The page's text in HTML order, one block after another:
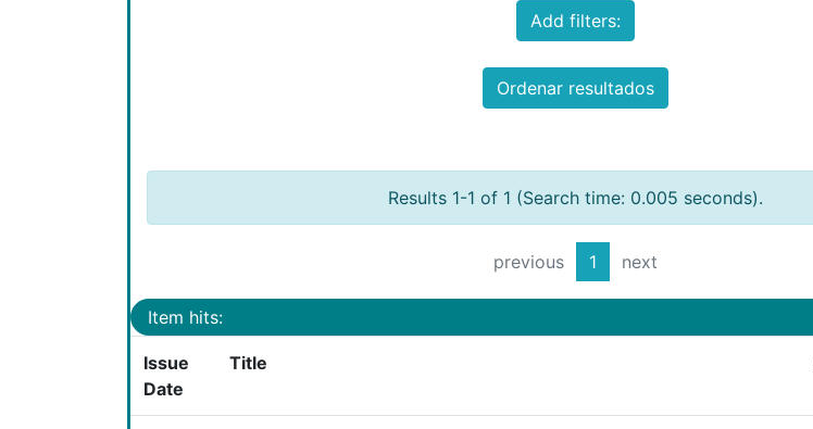
Add filters:
Ordenar resultados
Results 1-1 of 1 (Search time: 0.005 seconds).
previous 1 next
Item hits:
Issue
Date
Title